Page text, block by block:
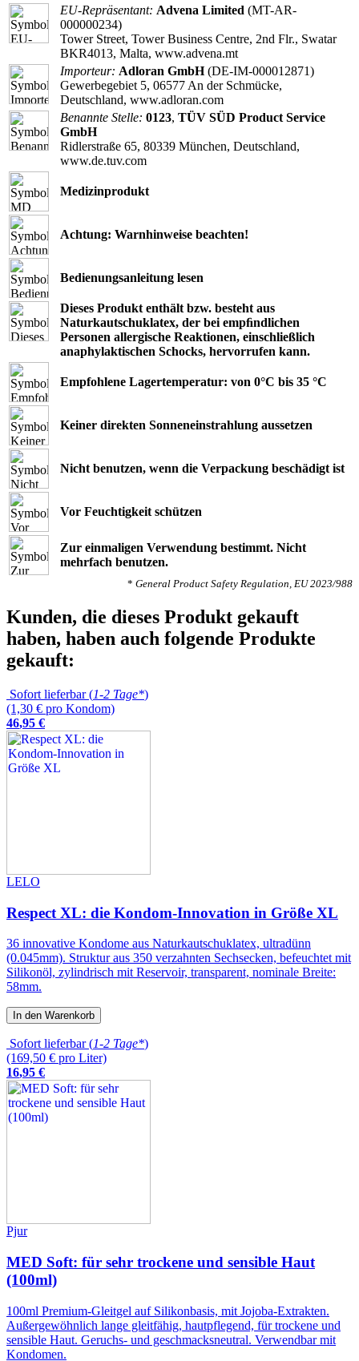
EU-Repräsentant: Advena Limited (MT-AR-
000000234)
Tower Street, Tower Business Centre, 2nd Flr., Swatar
BKR4013, Malta, www.advena.mt
Importeur: Adloran GmbH(DE-IM-000012871)
Gewerbegebiet 5, 06577 An der Schmücke,
Deutschland, www.adloran.com
Benannte Stelle: 0123, TÜV SÜD Product Service
GmbH
Ridlerstraße 65, 80339 München, Deutschland,
www.de.tuv.com
Medizinprodukt
Achtung: Warnhinweise beachten!
Bedienungsanleitung lesen
Dieses Produkt enthält bzw. besteht aus
Naturkautschuklatex, der bei empﬁndlichen
Personen allergische Reaktionen, einschließlich
anaphylaktischen Schocks, hervorrufen kann.
Empfohlene Lagertemperatur: von 0°C bis 35 °C
Keiner direkten Sonneneinstrahlung aussetzen
Nicht benutzen, wenn die Verpackung beschädigt ist
Vor Feuchtigkeit schützen
Zur einmaligen Verwendung bestimmt. Nicht
mehrfach benutzen.
* General Product Safety Regulation, EU 2023/988
Kunden, die dieses Produkt gekauft
haben, haben auch folgende Produkte
gekauft:
Sofort lieferbar (1-2 Tage*)
(1,30 € pro Kondom)
46,95 €
LELO
Respect XL: die Kondom-Innovation in Größe XL
36 innovative Kondome aus Naturkautschuklatex, ultradünn
(0.045mm). Struktur aus 350 verzahnten Sechsecken, befeuchtet mit
Silikonöl, zylindrisch mit Reservoir, transparent, nominale Breite:
58mm.
In den Warenkorb
Sofort lieferbar (1-2 Tage*)
(169,50 € pro Liter)
16,95 €
Pjur
MED Soft: für sehr trockene und sensible Haut
(100ml)
100ml Premium-Gleitgel auf Silikonbasis, mit Jojoba-Extrakten.
Außergewöhnlich lange gleitfähig, hautpflegend, für trockene und
sensible Haut. Geruchs- und geschmacksneutral. Verwendbar mit
Kondomen.